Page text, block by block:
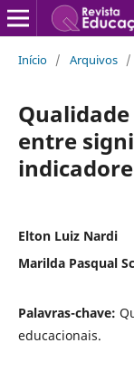
Início / Arquivos /
entre
Elton Luiz Nardi
Marilda Pasqual
Palavras-chave:
educacionais.